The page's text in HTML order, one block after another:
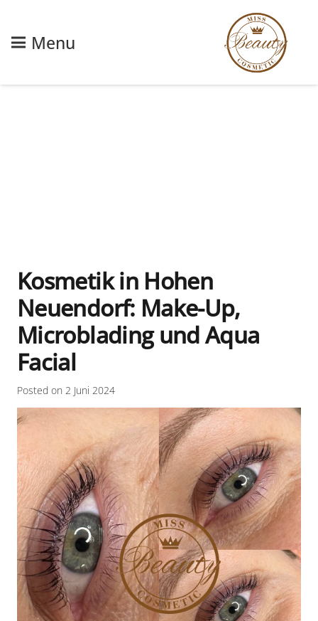
Menu
Kosmetik in Hohen
Neuendorf: Make-Up,
Microblading und Aqua
Facial
Posted on 2 Juni 2024